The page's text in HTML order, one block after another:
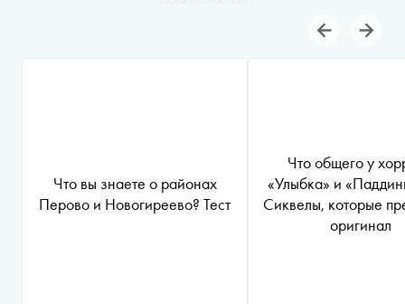
Что вы знаете о районах
Перово и Новогиреево? Тест
Что общего у
«Улыбка» и
Сиквелы, которые
оригинал